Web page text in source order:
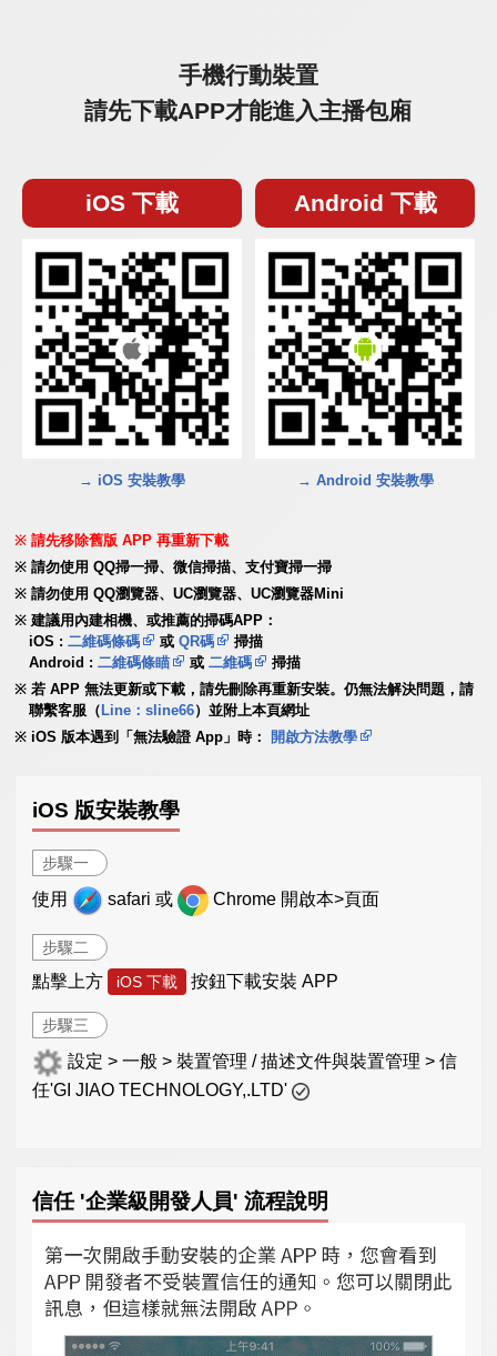
手機行動裝置
請先下載APP才能進入主播包廂
iOS 下載
→ iOS 安裝教學
Android 下載
→ Android 安裝教學
請先移除舊版 APP 再重新下載
請勿使用 QQ掃一掃、微信掃描、支付寶掃一掃
請勿使用 QQ瀏覽器、UC瀏覽器、UC瀏覽器Mini
建議用內建相機、或推薦的掃碼APP：
iOS :二維碼條碼 或QR碼
掃描
Android :二維碼條瞄 或二維碼
掃描
若 APP 無法更新或下載，請先刪除再重新安裝。仍無法解決問題，請
聯繫客服（ Line：sline66）並附上本頁網址
iOS 版本遇到「無法驗證 App」時：
開啟方法教學
iOS 版安裝教學
步驟一
使用 safari 或 Chrome 開啟本>頁面
步驟二
點擊上方 iOS 下載 按鈕下載安裝 APP
步驟三
設定 > 一般 > 裝置管理 / 描述文件與裝置管理 > 信
任'GI JIAO TECHNOLOGY,.LTD'
信任 '企業級開發人員' 流程說明